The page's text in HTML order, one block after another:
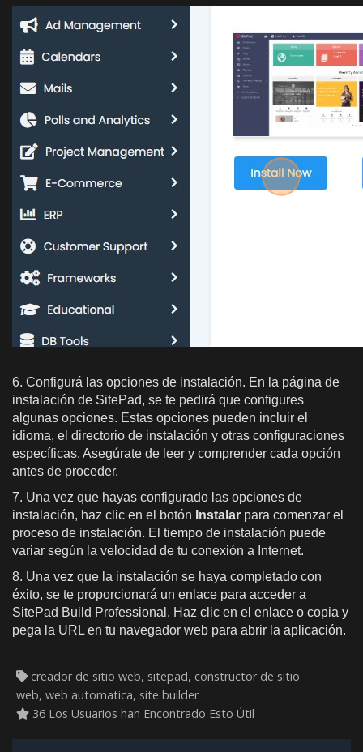
6. Configurá las opciones de instalación. En la página de
instalación de SitePad, se te pedirá que configures
algunas opciones. Estas opciones pueden incluir el
idioma, el directorio de instalación y otras configuraciones
específicas. Asegúrate de leer y comprender cada opción
antes de proceder.
7. Una vez que hayas configurado las opciones de
instalación, haz clic en el botón Instalar para comenzar el
proceso de instalación. El tiempo de instalación puede
variar según la velocidad de tu conexión a Internet.
8. Una vez que la instalación se haya completado con
éxito, se te proporcionará un enlace para acceder a
SitePad Build Professional. Haz clic en el enlace o copia y
pega la URL en tu navegador web para abrir la aplicación.
creador de sitio web, sitepad, constructor de sitio
web, web automatica, site builder
36 Los Usuarios han Encontrado Esto Útil